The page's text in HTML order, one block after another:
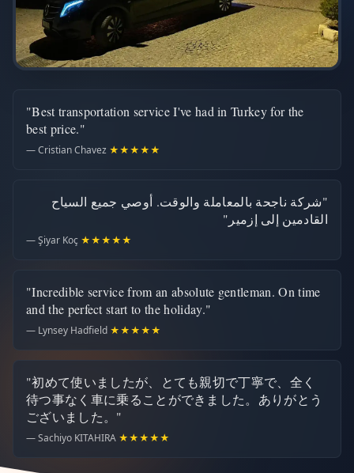
"Best transportation service I've had in Turkey for the
best price."
— Cristian Chavez ★★★★★
"شركة ناجحة بالمعاملة والوقت. أوصي جميع السياح
القادمين إلى إزمير"
— Şiyar Koç ★★★★★
"Incredible service from an absolute gentleman. On time
and the perfect start to the holiday."
— Lynsey Hadfield ★★★★★
"初めて使いましたが、とても親切で丁寧で、全く
待つ事なく車に乗ることができました。ありがとう
ございました。"
— Sachiyo KITAHIRA ★★★★★